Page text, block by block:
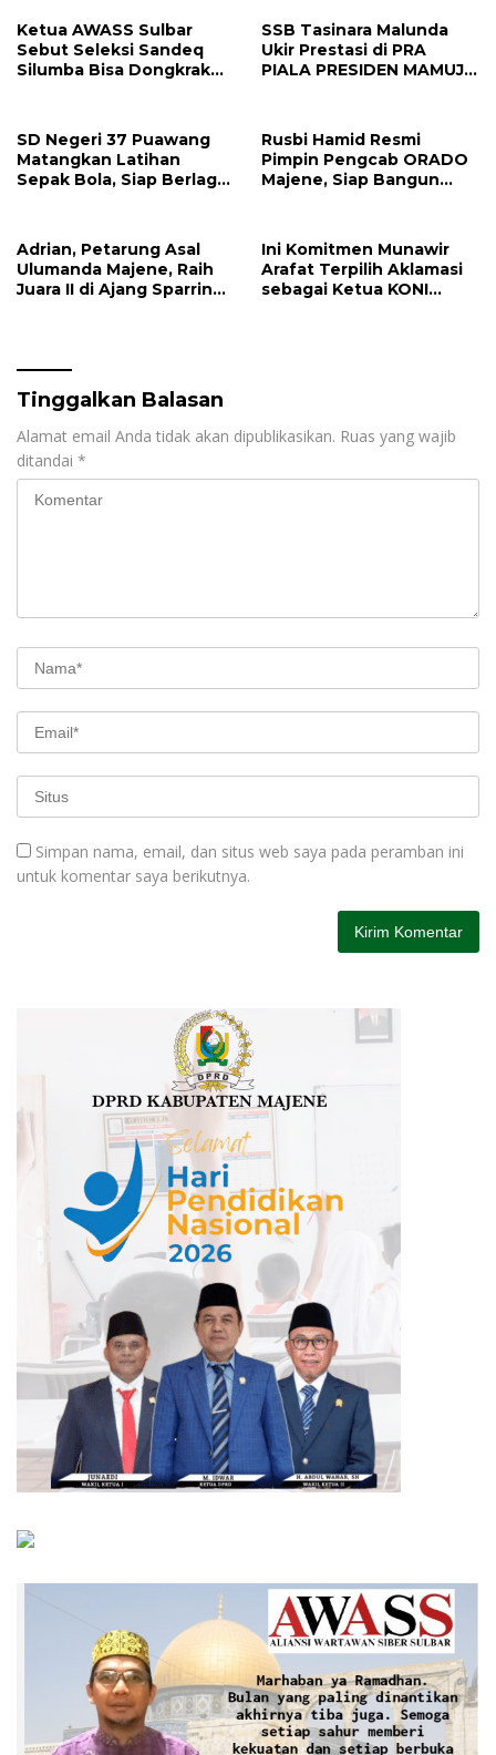
Ketua AWASS Sulbar
Sebut Seleksi Sandeq
Silumba Bisa Dongkrak
SSB Tasinara Malunda
Ukir Prestasi di PRA
PIALA PRESIDEN MAMUJU
SD Negeri 37 Puawang
Matangkan Latihan
Sepak Bola, Siap Berlaga
Rusbi Hamid Resmi
Pimpin Pengcab ORADO
Majene, Siap Bangun
Adrian, Petarung Asal
Ulumanda Majene, Raih
Juara II di Ajang Sparring
Ini Komitmen Munawir
Arafat Terpilih Aklamasi
sebagai Ketua KONI
Tinggalkan Balasan
Alamat email Anda tidak akan dipublikasikan. Ruas yang wajib
ditandai *
Simpan nama, email, dan situs web saya pada peramban ini
untuk komentar saya berikutnya.